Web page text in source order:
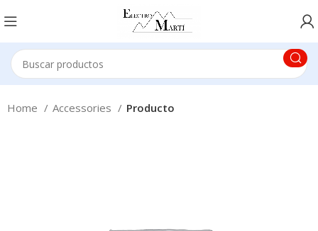
Home Accessories Producto